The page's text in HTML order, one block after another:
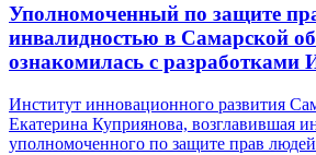
Уполномоченный по защите
инвалидностью в Самарской
ознакомилась с
Институт инновационного развития
Екатерина Куприянова, возглавившая
уполномоченного по защите прав